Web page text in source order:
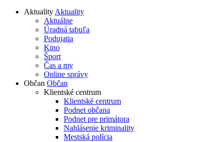
AktualityAktuality
Aktuálne
Úradná tabuľa
Podujatia
Kino
Šport
Čas a my
Online správy
Občan Občan
Klientské centrum
Klientské centrum
Podnet občana
Podnet pre primátora
Nahlásenie kriminality
Mestská polícia